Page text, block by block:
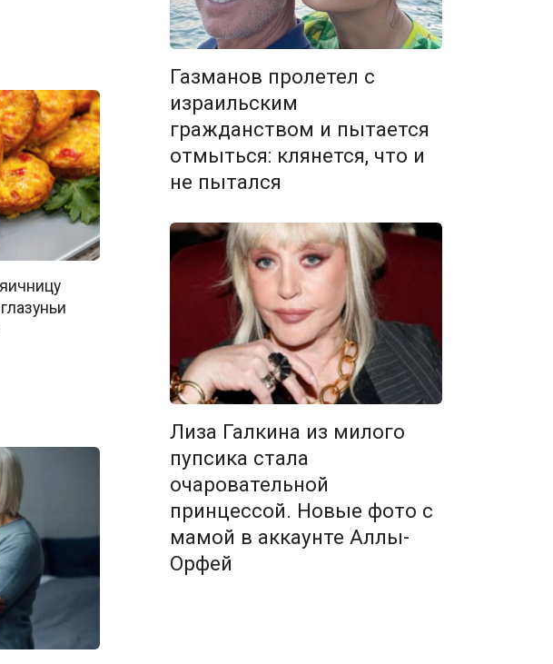
Газманов пролетел с
израильским
гражданством и пытается
отмыться: клянется, что и
не пытался
Лиза Галкина из милого
пупсика стала
очаровательной
принцессой. Новые фото с
мамой в аккаунте Аллы-
Орфей